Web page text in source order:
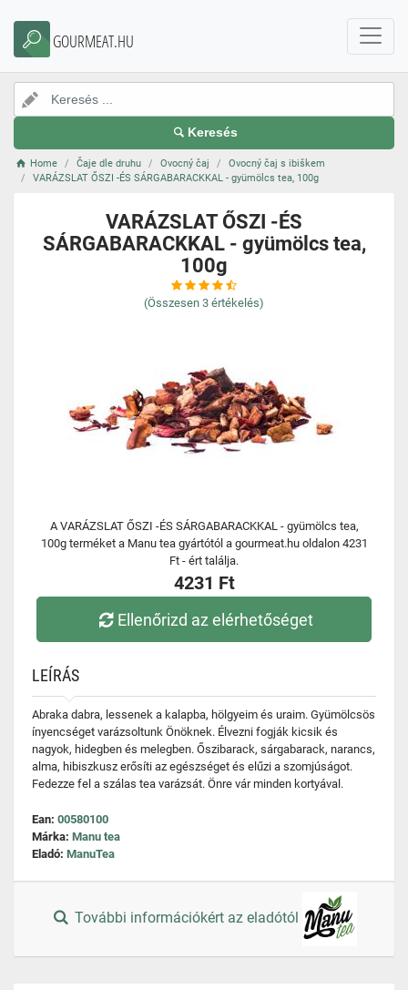
GOURMEAT.HU
Keresés
Home Čaje dle druhu Ovocný čaj
Ovocný čaj s ibiškem
VARÁZSLAT ŐSZI -ÉS SÁRGABARACKKAL - gyümölcs tea, 100g
VARÁZSLAT ŐSZI -ÉS
SÁRGABARACKKAL - gyümölcs tea,
100g
(Összesen 3 értékelés)
A VARÁZSLAT ŐSZI -ÉS SÁRGABARACKKAL - gyümölcs tea,
100g terméket a Manu tea gyártótól a gourmeat.hu oldalon 4231
Ft - ért találja.
4231 Ft
Ellenőrizd az elérhetőséget
LEÍRÁS
Abraka dabra, lessenek a kalapba, hölgyeim és uraim. Gyümölcsös
ínyencséget varázsoltunk Önöknek. Élvezni fogják kicsik és
nagyok, hidegben és melegben. Őszibarack, sárgabarack, narancs,
alma, hibiszkusz erősíti az egészséget és elűzi a szomjúságot.
Fedezze fel a szálas tea varázsát. Önre vár minden kortyával.
Ean: 00580100
Márka: Manu tea
Eladó: ManuTea
További információkért az eladótól